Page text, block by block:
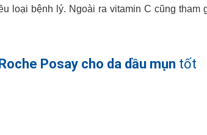
loại bệnh lý. Ngoài ra vitamin C cũng tham
Posay cho da dầu mụn tốt